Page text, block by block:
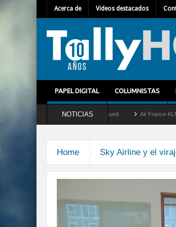
Acerca de Videos destacados
PAPEL DIGITAL COLUMNISTAS
NOTICIAS
retira del servicio al C-2 Greyhound Air France-KLM
Home Sky Airline y el